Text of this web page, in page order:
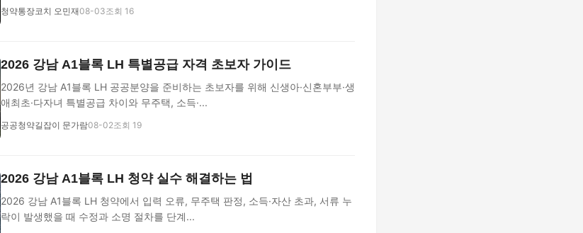
청약통장코치 오민재08-03조회 16
2026 강남 A1블록 LH 특별공급 자격 초보자 가이드
2026년 강남 A1블록 LH 공공분양을 준비하는 초보자를 위해 신생아·신혼부부·생
애최초·다자녀 특별공급 차이와 무주택, 소득·...
공공청약길잡이 문가람08-02조회 19
2026 강남 A1블록 LH 청약 실수 해결하는 법
2026 강남 A1블록 LH 청약에서 입력 오류, 무주택 판정, 소득·자산 초과, 서류 누
락이 발생했을 때 수정과 소명 절차를 단계...